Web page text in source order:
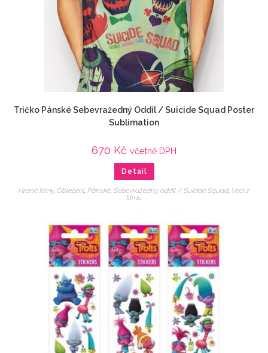
Tričko Pánské Sebevražedný Oddíl / Suicide Squad Poster
Sublimation
670 Kč včetně DPH
Detail
Hrané filmy, Oblečení, Pánské Sebevražedný oddíl / Suicide Squad Veci z
filmu